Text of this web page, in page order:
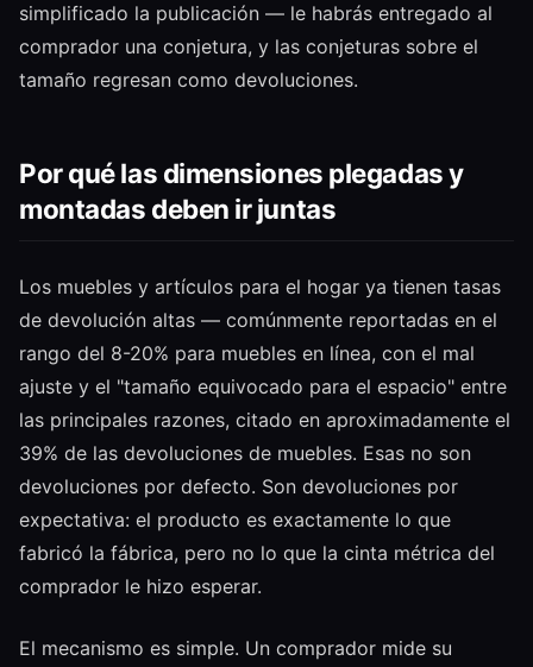
simplificado la publicación — le habrás entregado al
comprador una conjetura, y las conjeturas sobre el
tamaño regresan como devoluciones.
Por qué las dimensiones plegadas y
montadas deben ir juntas
Los muebles y artículos para el hogar ya tienen tasas
de devolución altas — comúnmente reportadas en el
rango del 8-20% para muebles en línea, con el mal
ajuste y el "tamaño equivocado para el espacio" entre
las principales razones, citado en aproximadamente el
39% de las devoluciones de muebles. Esas no son
devoluciones por defecto. Son devoluciones por
expectativa: el producto es exactamente lo que
fabricó la fábrica, pero no lo que la cinta métrica del
comprador le hizo esperar.
El mecanismo es simple. Un comprador mide su